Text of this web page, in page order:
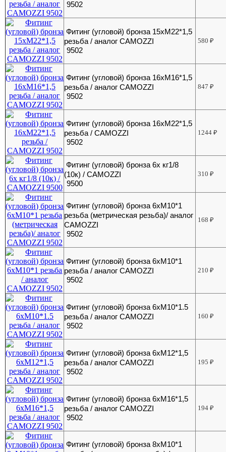
9502
Фитинг (угловой) бронза 15хМ22*1,5
резьба / аналог CAMOZZI
9502
580₽
Фитинг (угловой) бронза 16хМ16*1,5
резьба / аналог CAMOZZI
9502
847₽
Фитинг (угловой) бронза 16хМ22*1,5
резьба / CAMOZZI
9502
1244₽
Фитинг (угловой) бронза 6х кг1/8
(10к) / CAMOZZI
9500
310₽
Фитинг (угловой) бронза 6хМ10*1
резьба (метрическая резьба)/ аналог
CAMOZZI
9502
168₽
Фитинг (угловой) бронза 6хМ10*1
резьба / аналог CAMOZZI
9502
210₽
Фитинг (угловой) бронза 6хМ10*1.5
резьба / аналог CAMOZZI
9502
160₽
Фитинг (угловой) бронза 6хМ12*1,5
резьба / аналог CAMOZZI
9502
195₽
Фитинг (угловой) бронза 6хМ16*1,5
резьба / аналог CAMOZZI
9502
194₽
Фитинг (угловой) бронза 8хМ10*1